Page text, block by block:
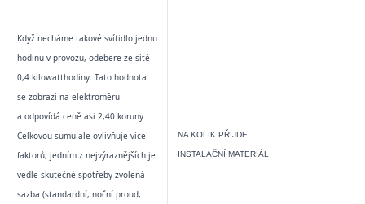
Když necháme takové svítidlo jednu
hodinu v provozu, odebere ze sítě
0,4 kilowatthodiny. Tato hodnota
se zobrazí na elektroměru
a odpovídá ceně asi 2,40 koruny.
Celkovou sumu ale ovlivňuje více
faktorů, jedním z nejvýraznějších je
vedle skutečné spotřeby zvolená
sazba (standardní, noční proud,
NA KOLIK PŘIJDE
INSTALAČNÍ MATERIÁL